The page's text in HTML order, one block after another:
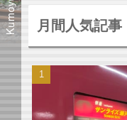
月間人気記事